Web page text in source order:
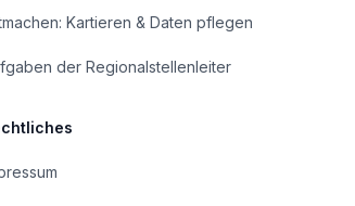
Kartieren & Daten pflegen
der Regionalstellenleiter